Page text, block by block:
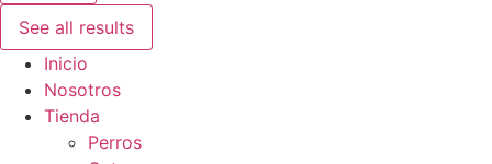
See all results
Inicio
Nosotros
Tienda
Perros